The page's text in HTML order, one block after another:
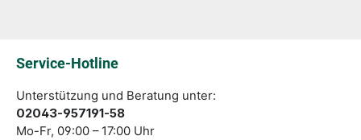
Service-Hotline
Unterstützung und Beratung unter:
02043-957191-58
Mo-Fr, 09:00 – 17:00 Uhr